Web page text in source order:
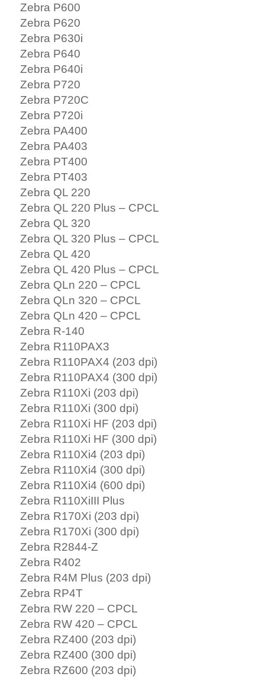
Zebra P600
Zebra P620
Zebra P630i
Zebra P640
Zebra P640i
Zebra P720
Zebra P720C
Zebra P720i
Zebra PA400
Zebra PA403
Zebra PT400
Zebra PT403
Zebra QL 220
Zebra QL 220 Plus – CPCL
Zebra QL 320
Zebra QL 320 Plus – CPCL
Zebra QL 420
Zebra QL 420 Plus – CPCL
Zebra QLn 220 – CPCL
Zebra QLn 320 – CPCL
Zebra QLn 420 – CPCL
Zebra R-140
Zebra R110PAX3
Zebra R110PAX4 (203 dpi)
Zebra R110PAX4 (300 dpi)
Zebra R110Xi (203 dpi)
Zebra R110Xi (300 dpi)
Zebra R110Xi HF (203 dpi)
Zebra R110Xi HF (300 dpi)
Zebra R110Xi4 (203 dpi)
Zebra R110Xi4 (300 dpi)
Zebra R110Xi4 (600 dpi)
Zebra R110XiIII Plus
Zebra R170Xi (203 dpi)
Zebra R170Xi (300 dpi)
Zebra R2844-Z
Zebra R402
Zebra R4M Plus (203 dpi)
Zebra RP4T
Zebra RW 220 – CPCL
Zebra RW 420 – CPCL
Zebra RZ400 (203 dpi)
Zebra RZ400 (300 dpi)
Zebra RZ600 (203 dpi)